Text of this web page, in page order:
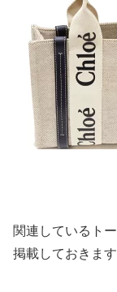
関連しているト
掲載しておきま